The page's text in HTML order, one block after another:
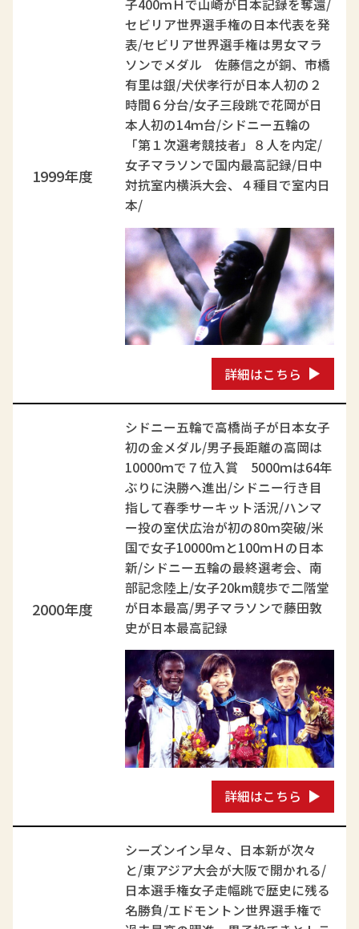
1999年度
子400ｍＨで山崎が日本記録を奪還/
セビリア世界選手権の日本代表を発
表/セビリア世界選手権は男女マラ
ソンでメダル 佐藤信之が銅、市橋
有里は銀/犬伏孝行が日本人初の２
時間６分台/女子三段跳で花岡が日
本人初の14ｍ台/シドニー五輪の
「第１次選考競技者」８人を内定/
女子マラソンで国内最高記録/日中
対抗室内横浜大会、４種目で室内日
本/
詳細はこちら
2000年度
シドニー五輪で高橋尚子が日本女子
初の金メダル/男子長距離の高岡は
10000ｍで７位入賞 5000ｍは64年
ぶりに決勝へ進出/シドニー行き目
指して春季サーキット活況/ハンマ
ー投の室伏広治が初の80ｍ突破/米
国で女子10000ｍと100ｍＨの日本
新/シドニー五輪の最終選考会、南
部記念陸上/女子20km競歩で二階堂
が日本最高/男子マラソンで藤田敦
史が日本最高記録
詳細はこちら
シーズンイン早々、日本新が次々
と/東アジア大会が大阪で開かれる/
日本選手権女子走幅跳で歴史に残る
名勝負/エドモントン世界選手権で